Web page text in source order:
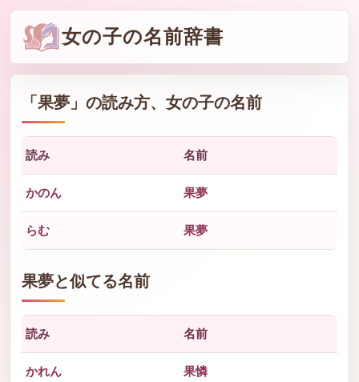
女の子の名前辞書
「果夢 」の読み方、女の子の名前
読み 名前
かのん 果夢
らむ 果夢
果夢と似てる名前
読み 名前
かれん 果憐